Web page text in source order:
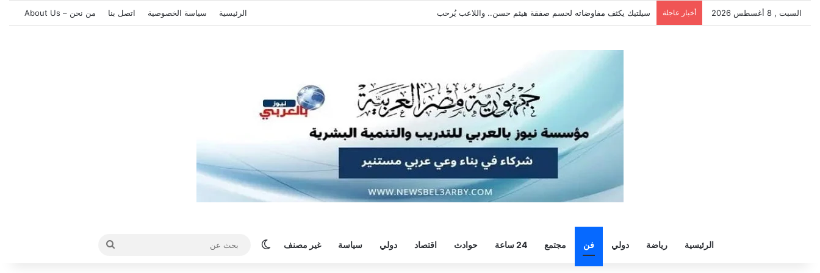
السبت , 8 أغسطس 2026 أخبار عاجلة الزمالك يرفض رحيل خوان بيزيرا ويطالبه بالعودة الفورية للتدريبات الرئيسية سياسة الخصوصية اتصل بنا من نحن – About Us
الرئيسية رياضة دولي فن مجتمع 24 ساعة حوادث اقتصاد دولي سياسة غير مصنف الوضع المظلم
بحث